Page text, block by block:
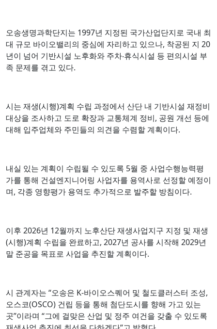
오송생명과학단지는 1997년 지정된 국가산업단지로 국내 최
대 규모 바이오밸리의 중심에 자리하고 있으나, 착공된 지 20
년이 넘어 기반시설 노후화와 주차‧휴식시설 등 편의시설 부
족 문제를 겪고 있다.
시는 재생(시행)계획 수립 과정에서 산단 내 기반시설 재정비
대상을 조사하고 도로 확장과 교통체계 정비, 공원 개선 등에
대해 입주업체와 주민들의 의견을 수렴할 계획이다.
내실 있는 계획이 수립될 수 있도록 5월 중 사업수행능력평
가를 통해 건설엔지니어링 사업자를 용역사로 선정할 예정이
며, 각종 영향평가 용역도 추가적으로 발주할 방침이다.
이후 2026년 12월까지 노후산단 재생사업지구 지정 및 재생
(시행)계획 수립을 완료하고, 2027년 공사를 시작해 2029년
말 준공을 목표로 사업을 추진할 계획이다.
시 관계자는 “오송은 K-바이오스퀘어 및 철도클러스터 조성,
오스코(OSCO) 건립 등을 통해 첨단도시를 향해 가고 있는
곳”이라며 “그에 걸맞은 산업 및 정주 여건을 갖출 수 있도록